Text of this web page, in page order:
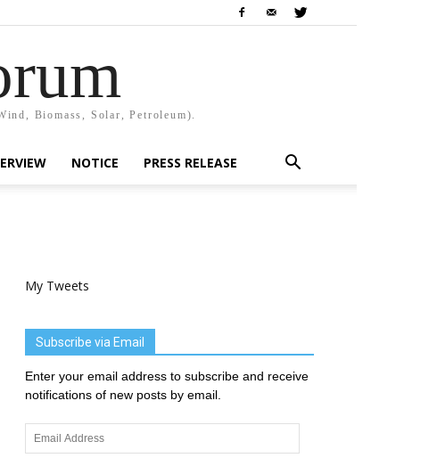
Biomass, Solar, Petroleum).
NOTICE PRESS RELEASE
My Tweets
Subscribe via Email
Enter your email address to subscribe and receive
notifications of new posts by email.
Email
Address